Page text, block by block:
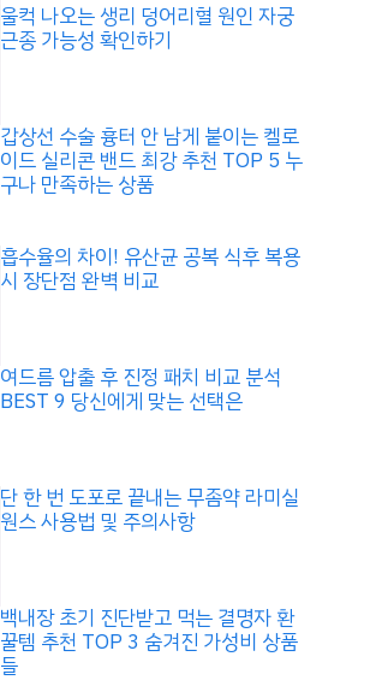
울컥 나오는 생리 덩어리혈 원인 자궁
근종 가능성 확인하기
갑상선 수술 흉터 안 남게 붙이는 켈로
이드 실리콘 밴드 최강 추천 TOP 5 누
구나 만족하는 상품
흡수율의 차이! 유산균 공복 식후 복용
시 장단점 완벽 비교
여드름 압출 후 진정 패치 비교 분석
BEST 9 당신에게 맞는 선택은
단 한 번 도포로 끝내는 무좀약 라미실
원스 사용법 및 주의사항
백내장 초기 진단받고 먹는 결명자 환
꿀템 추천 TOP 3 숨겨진 가성비 상품
들